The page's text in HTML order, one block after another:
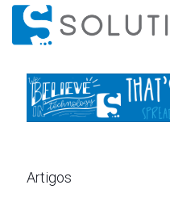
Artigos